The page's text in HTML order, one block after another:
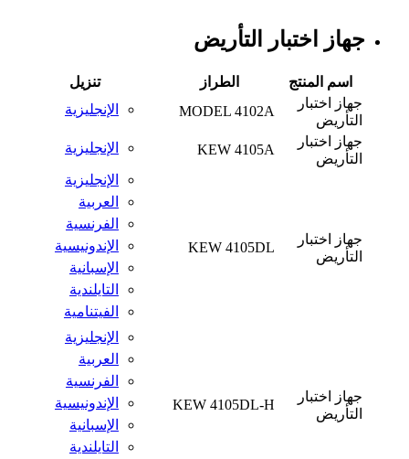
جهاز اختبار التأريض
اسم المنتج الطراز
تنزيل
جهاز اختبار
التأريض
MODEL 4102A الإنجليزية
جهاز اختبار
التأريض
KEW 4105A الإنجليزية
جهاز اختبار
التأريض
KEW 4105DL
الإنجليزية
العربية
الفرنسية
الإندونيسية
الإسبانية
التايلندية
الفيتنامية
جهاز اختبار
التأريض
KEW 4105DL-H
الإنجليزية
العربية
الفرنسية
الإندونيسية
الإسبانية
التايلندية